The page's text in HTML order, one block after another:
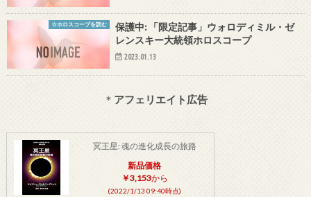
☆ホロスコープを読む
保護中: 「限定記事」ウォロディミル・ゼ
レンスキー大統領ホロスコープ
2023.01.13
＊ アフェリエイト広告
冥王星: 魂の進化成長の旅路
新品価格
￥3,153から
(2022/1/13 09:40時点)